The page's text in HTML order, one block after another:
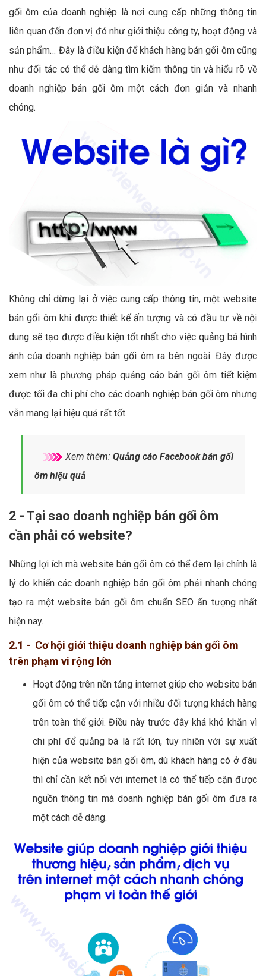
gối ôm của doanh nghiệp là nơi cung cấp những thông tin
liên quan đến đơn vị đó như giới thiệu công ty, hoạt động và
sản phẩm… Đây là điều kiện để khách hàng bán gối ôm cũng
như đối tác có thể dễ dàng tìm kiếm thông tin và hiểu rõ về
doanh nghiệp bán gối ôm một cách đơn giản và nhanh
chóng.
Không chỉ dừng lại ở việc cung cấp thông tin, một website
bán gối ôm khi được thiết kế ấn tượng và có đầu tư về nội
dung sẽ tạo được điều kiện tốt nhất cho việc quảng bá hình
ảnh của doanh nghiệp bán gối ôm ra bên ngoài. Đây được
xem như là phương pháp quảng cáo bán gối ôm tiết kiệm
được tối đa chi phí cho các doanh nghiệp bán gối ôm nhưng
vẫn mang lại hiệu quả rất tốt.
Xem thêm: Quảng cáo Facebook bán gối
ôm hiệu quả
2 - Tại sao doanh nghiệp bán gối ôm
cần phải có website?
Những lợi ích mà website bán gối ôm có thể đem lại chính là
lý do khiến các doanh nghiệp bán gối ôm phải nhanh chóng
tạo ra một website bán gối ôm chuẩn SEO ấn tượng nhất
hiện nay.
2.1 - Cơ hội giới thiệu doanh nghiệp bán gối ôm
trên phạm vi rộng lớn
Hoạt động trên nền tảng internet giúp cho website bán
gối ôm có thể tiếp cận với nhiều đối tượng khách hàng
trên toàn thế giới. Điều này trước đây khá khó khăn vì
chi phí để quảng bá là rất lớn, tuy nhiên với sự xuất
hiện của website bán gối ôm, dù khách hàng có ở đâu
thì chỉ cần kết nối với internet là có thể tiếp cận được
nguồn thông tin mà doanh nghiệp bán gối ôm đưa ra
một cách dễ dàng.